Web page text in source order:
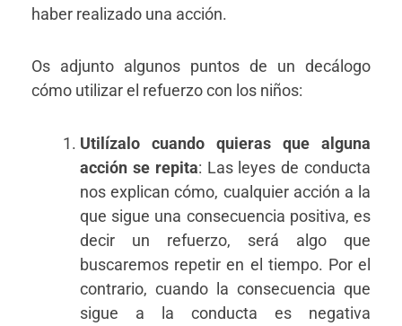
haber realizado una acción.
Os adjunto algunos puntos de un decálogo
cómo utilizar el refuerzo con los niños:
Utilízalo cuando quieras que alguna
acción se repita: Las leyes de conducta
nos explican cómo, cualquier acción a la
que sigue una consecuencia positiva, es
decir un refuerzo, será algo que
buscaremos repetir en el tiempo. Por el
contrario, cuando la consecuencia que
sigue a la conducta es negativa